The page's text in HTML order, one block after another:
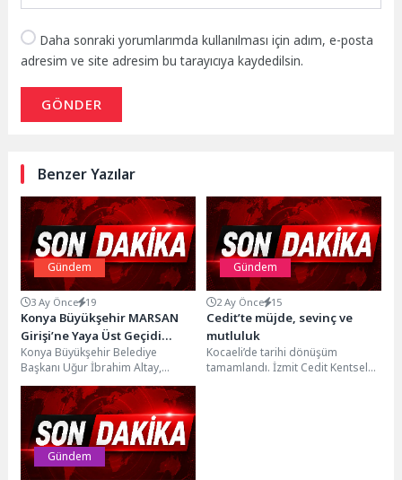
Daha sonraki yorumlarımda kullanılması için adım, e-posta
adresim ve site adresim bu tarayıcıya kaydedilsin.
GÖNDER
Benzer Yazılar
Gündem
3 Ay Önce 19
Konya Büyükşehir MARSAN
Girişi’ne Yaya Üst Geçidi
Yapıyor
Konya Büyükşehir Belediye
Başkanı Uğur İbrahim Altay,
Adana Çevre Yolu üzerinde
bulunan Marangozlar Sanayi
girişinde...
Gündem
2 Ay Önce 15
Cedit’te müjde, sevinç ve
mutluluk
Kocaeli’de tarihi dönüşüm
tamamlandı. İzmit Cedit Kentsel
Gündem